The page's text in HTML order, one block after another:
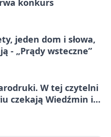
konkurs
jeden dom i słowa,
- „Prądy wsteczne”
W tej czytelni
czekają Wiedźmin i